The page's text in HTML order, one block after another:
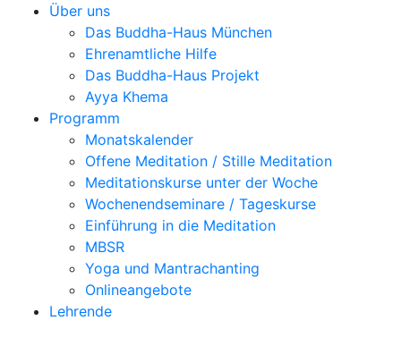
Über uns
Das Buddha-Haus München
Ehrenamtliche Hilfe
Das Buddha-Haus Projekt
Ayya Khema
Programm
Monatskalender
Offene Meditation / Stille Meditation
Meditationskurse unter der Woche
Wochenendseminare / Tageskurse
Einführung in die Meditation
MBSR
Yoga und Mantrachanting
Onlineangebote
Lehrende